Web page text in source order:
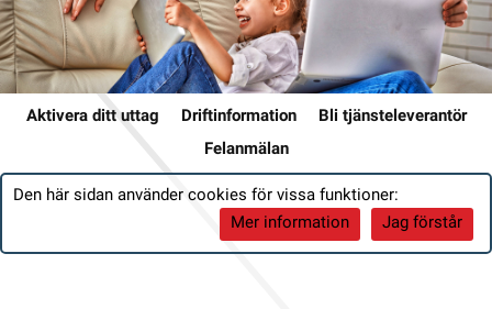
Aktivera ditt uttag Driftinformation
Bli tjänsteleverantör
Felanmälan
Den här sidan använder cookies för vissa funktioner:
Jag förstår
Mer information